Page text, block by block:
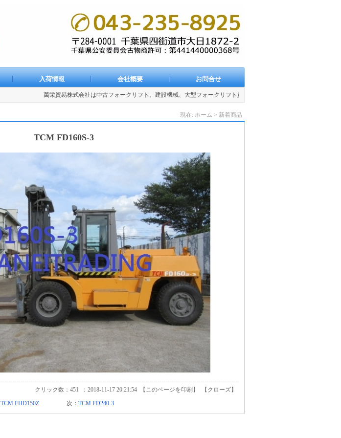
入荷情報 会社概要 お問合せ
萬栄貿易株式会社は中古フォークリフト、建設機械、大型フォークリフト買取販売会社です。
現在: ホーム > 新着商品
TCM FD160S-3
クリック数： 451 ：2018-11-17 20:21:54 【 このページを印刷 】 【 クローズ】
TCM FHD150Z 次： TCM FD240-3